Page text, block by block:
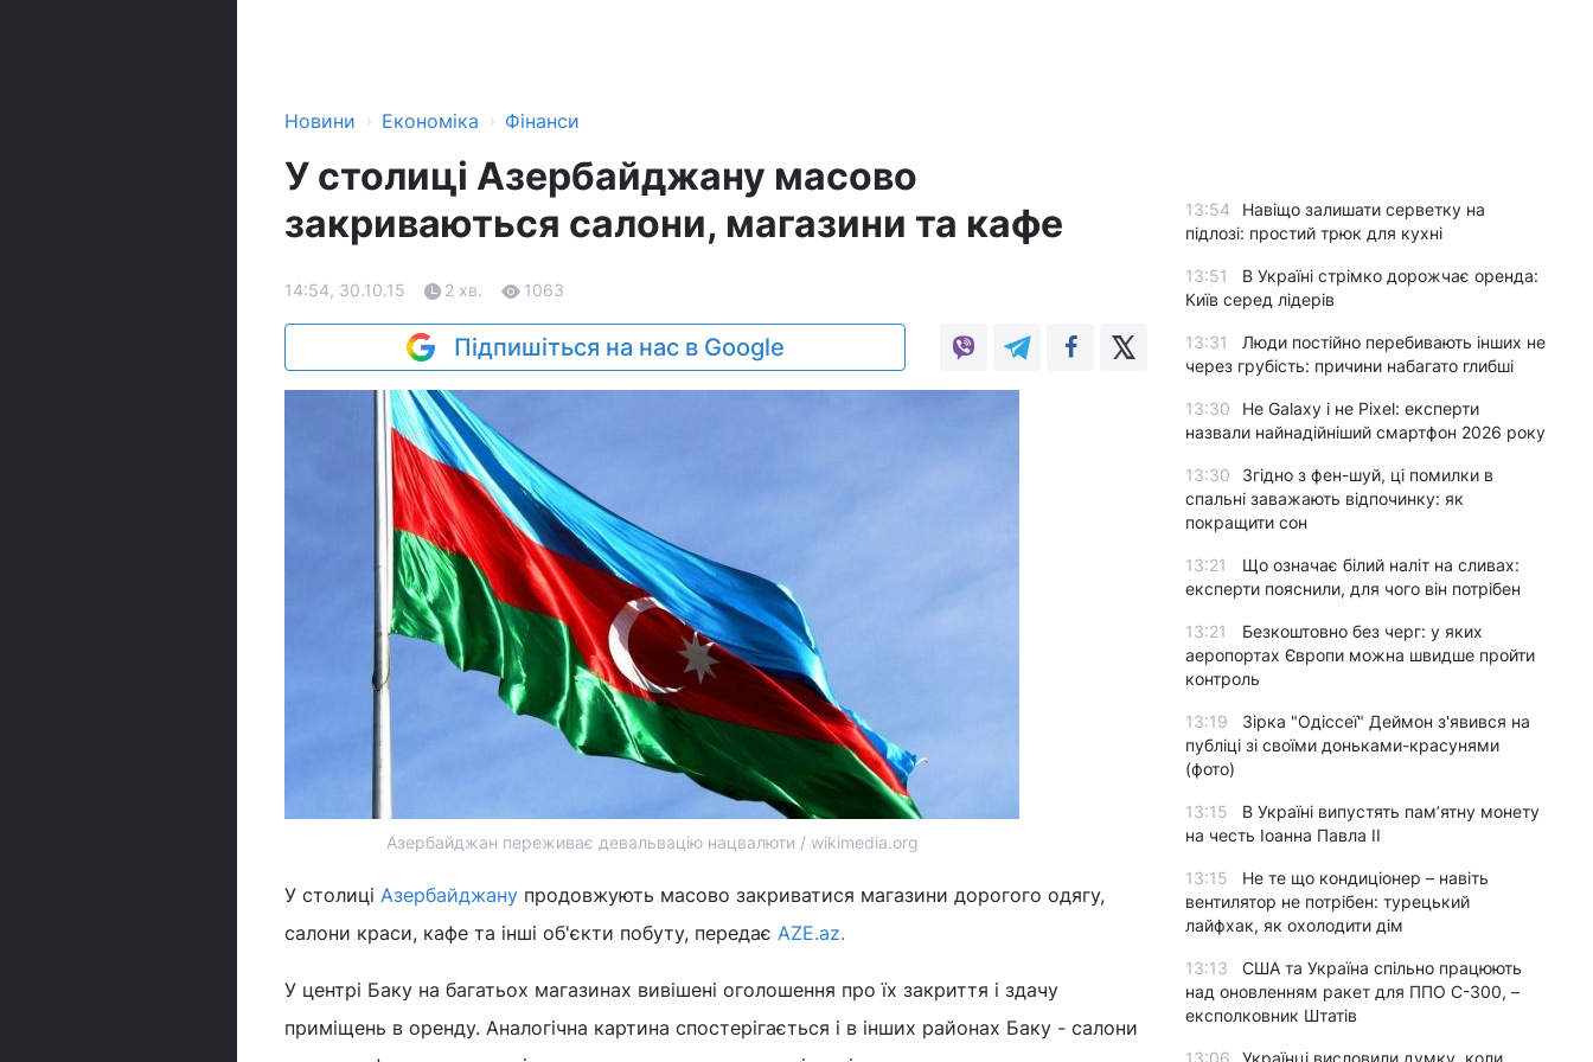
Новини › Економіка › Фінанси
У столиці Азербайджану масово
закриваються салони, магазини та кафе
14:54, 30.10.15 2 хв. 1063
Підпишіться на нас в Google
Азербайджан переживає девальвацію нацвалюти / wikimedia.org
У столиці Азербайджану продовжують масово закриватися магазини дорогого одягу,
салони краси, кафе та інші об'єкти побуту, передає AZE.az.
У центрі Баку на багатьох магазинах вивішені оголошення про їх закриття і здачу
приміщень в оренду. Аналогічна картина спостерігається і в інших районах Баку - салони
13:54
Навіщо залишати серветку на
підлозі: простий трюк для кухні
13:51
В Україні стрімко дорожчає оренда:
Київ серед лідерів
13:31
Люди постійно перебивають інших не
через грубість: причини набагато глибші
13:30
Не Galaxy і не Pixel: експерти
назвали найнадійніший смартфон 2026 року
13:30
Згідно з фен-шуй, ці помилки в
спальні заважають відпочинку: як
покращити сон
13:21
Що означає білий наліт на сливах:
експерти пояснили, для чого він потрібен
13:21
Безкоштовно без черг: у яких
аеропортах Європи можна швидше пройти
контроль
13:19
Зірка "Одіссеї" Деймон з'явився на
публіці зі своїми доньками-красунями
(фото)
13:15
В Україні випустять пам’ятну монету
на честь Іоанна Павла II
13:15
Не те що кондиціонер – навіть
вентилятор не потрібен: турецький
лайфхак, як охолодити дім
13:13
США та Україна спільно працюють
над оновленням ракет для ППО С-300, –
експолковник Штатів
13:06 Українці висловили думку, коли